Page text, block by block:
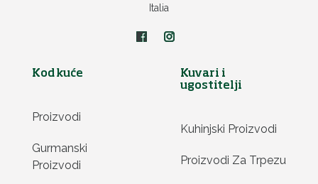
Italia
Kod kuće
Proizvodi
Gurmanski
Proizvodi
Kuvari i
ugostitelji
Kuhinjski Proizvodi
Proizvodi Za Trpezu